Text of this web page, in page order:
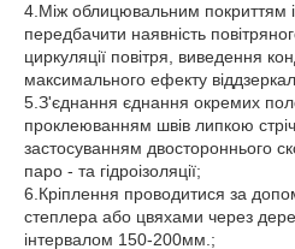
4.Між облицювальним покриттям
передбачити наявність
циркуляції повітря, виведення
максимального ефекту
5.З'єднання єднання окремих
проклеюванням швів липкою
застосуванням двостороннього
паро - та гідроізоляції;
6.Кріплення проводитися за
степлера або цвяхами через
інтервалом 150-200мм.;